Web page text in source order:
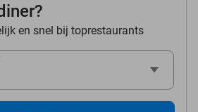
en snel bij toprestaurants